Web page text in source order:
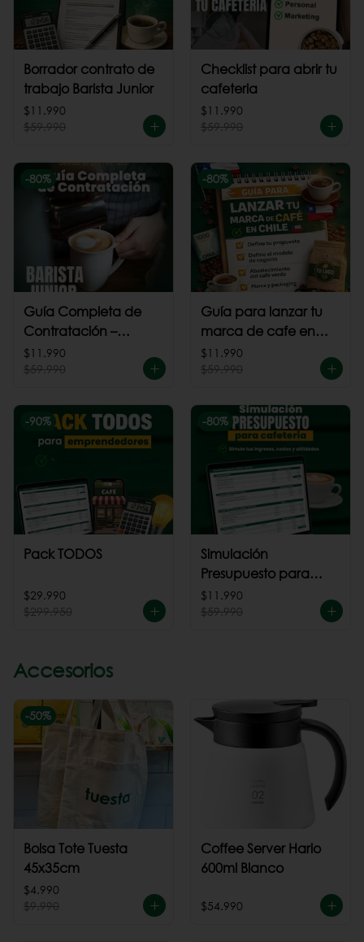
Borrador contrato de
trabajo Barista Junior
$11.990
$59.990
Checklist para abrir tu
cafeteria
$11.990
$59.990
-80%
Guía Completa de
Contratación –
Barista Junior
$11.990
$59.990
-80%
Guía para lanzar tu
marca de cafe en
Chile
$11.990
$59.990
-90%
Pack TODOS
$29.990
$299.950
-80%
Simulación
Presupuesto para
cafeteria
$11.990
$59.990
Accesorios
-50%
Bolsa Tote Tuesta
45x35cm
$4.990
$9.990
Coffee Server Hario
600ml Blanco
$54.990